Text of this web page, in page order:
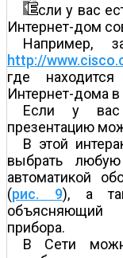
сли у вас
Интернет-дом
Например,
http://
где находится
Интернет-дома
Если у вас
презентацию
В этой
выбрать
автоматикой
(рис. 9), а
объясняющий
прибора.
В Сети